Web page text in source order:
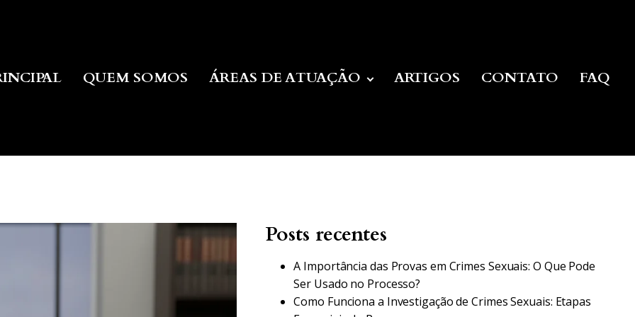
QUEM SOMOS ÁREAS DE ATUAÇÃO ARTIGOS CONTATO FAQ
Posts recentes
A Importância das Provas em Crimes Sexuais: O Que Pode
Ser Usado no Processo?
Como Funciona a Investigação de Crimes Sexuais: Etapas